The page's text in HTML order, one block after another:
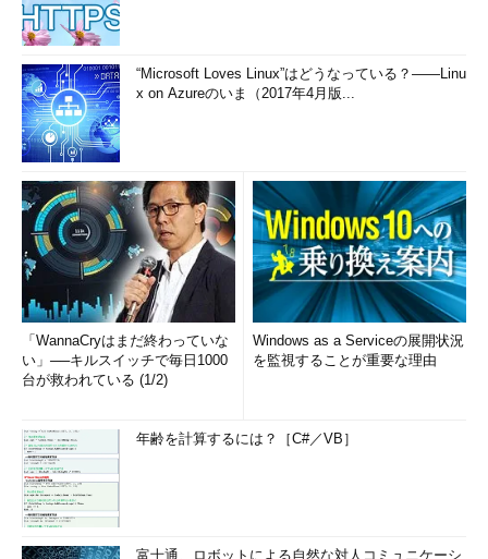
“Microsoft Loves Linux”はどうなっている？――Linu
x on Azureのいま（2017年4月版...
「WannaCryはまだ終わっていな
い」──キルスイッチで毎日1000
台が救われている (1/2)
Windows as a Serviceの展開状況
を監視することが重要な理由
年齢を計算するには？［C#／VB］
富士通、ロボットによる自然な対人コミュニケーシ